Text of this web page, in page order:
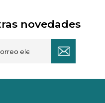
novedades